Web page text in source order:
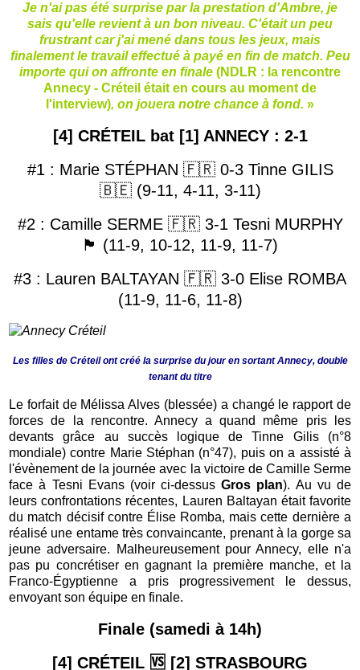
Je n'ai pas été surprise par la prestation d'Ambre, je
sais qu'elle revient à un bon niveau. C'était un peu
frustrant car j'ai mené dans tous les jeux, mais
finalement le travail effectué à payé en fin de match. Peu
importe qui on affronte en finale (NDLR : la rencontre
Annecy - Créteil était en cours au moment de
l'interview), on jouera notre chance à fond. »
[4] CRÉTEIL bat [1] ANNECY : 2-1
#1 : Marie STÉPHAN 🇫🇷 0-3 Tinne GILIS
🇧🇪 (9-11, 4-11, 3-11)
#2 : Camille SERME 🇫🇷 3-1 Tesni MURPHY
🏴󠁧󠁢󠁷󠁬󠁳󠁿 (11-9, 10-12, 11-9, 11-7)
#3 : Lauren BALTAYAN 🇫🇷 3-0 Elise ROMBA
(11-9, 11-6, 11-8)
Les filles de Créteil ont créé la surprise du jour en sortant Annecy, double
tenant du titre
Le forfait de Mélissa Alves (blessée) a changé le rapport de
forces de la rencontre. Annecy a quand même pris les
devants grâce au succès logique de Tinne Gilis (n°8
mondiale) contre Marie Stéphan (n°47), puis on a assisté à
l'évènement de la journée avec la victoire de Camille Serme
face à Tesni Evans (voir ci-dessusGros plan). Au vu de
leurs confrontations récentes, Lauren Baltayan était favorite
du match décisif contre Élise Romba, mais cette dernière a
réalisé une entame très convaincante, prenant à la gorge sa
jeune adversaire. Malheureusement pour Annecy, elle n'a
pas pu concrétiser en gagnant la première manche, et la
Franco-Égyptienne a pris progressivement le dessus,
envoyant son équipe en finale.
Finale (samedi à 14h)
[4] CRÉTEIL 🆚 [2] STRASBOURG